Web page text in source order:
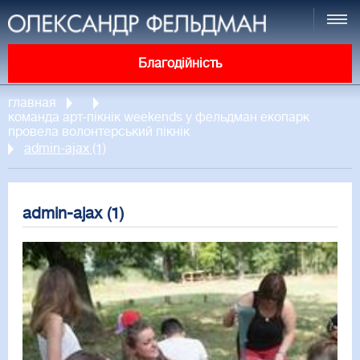
Благодійність
главная
команда арт-пікнік weekends у фельдман екопарк
провела волонтерський пікнік
admin-ajax (1)
admin-ajax (1)